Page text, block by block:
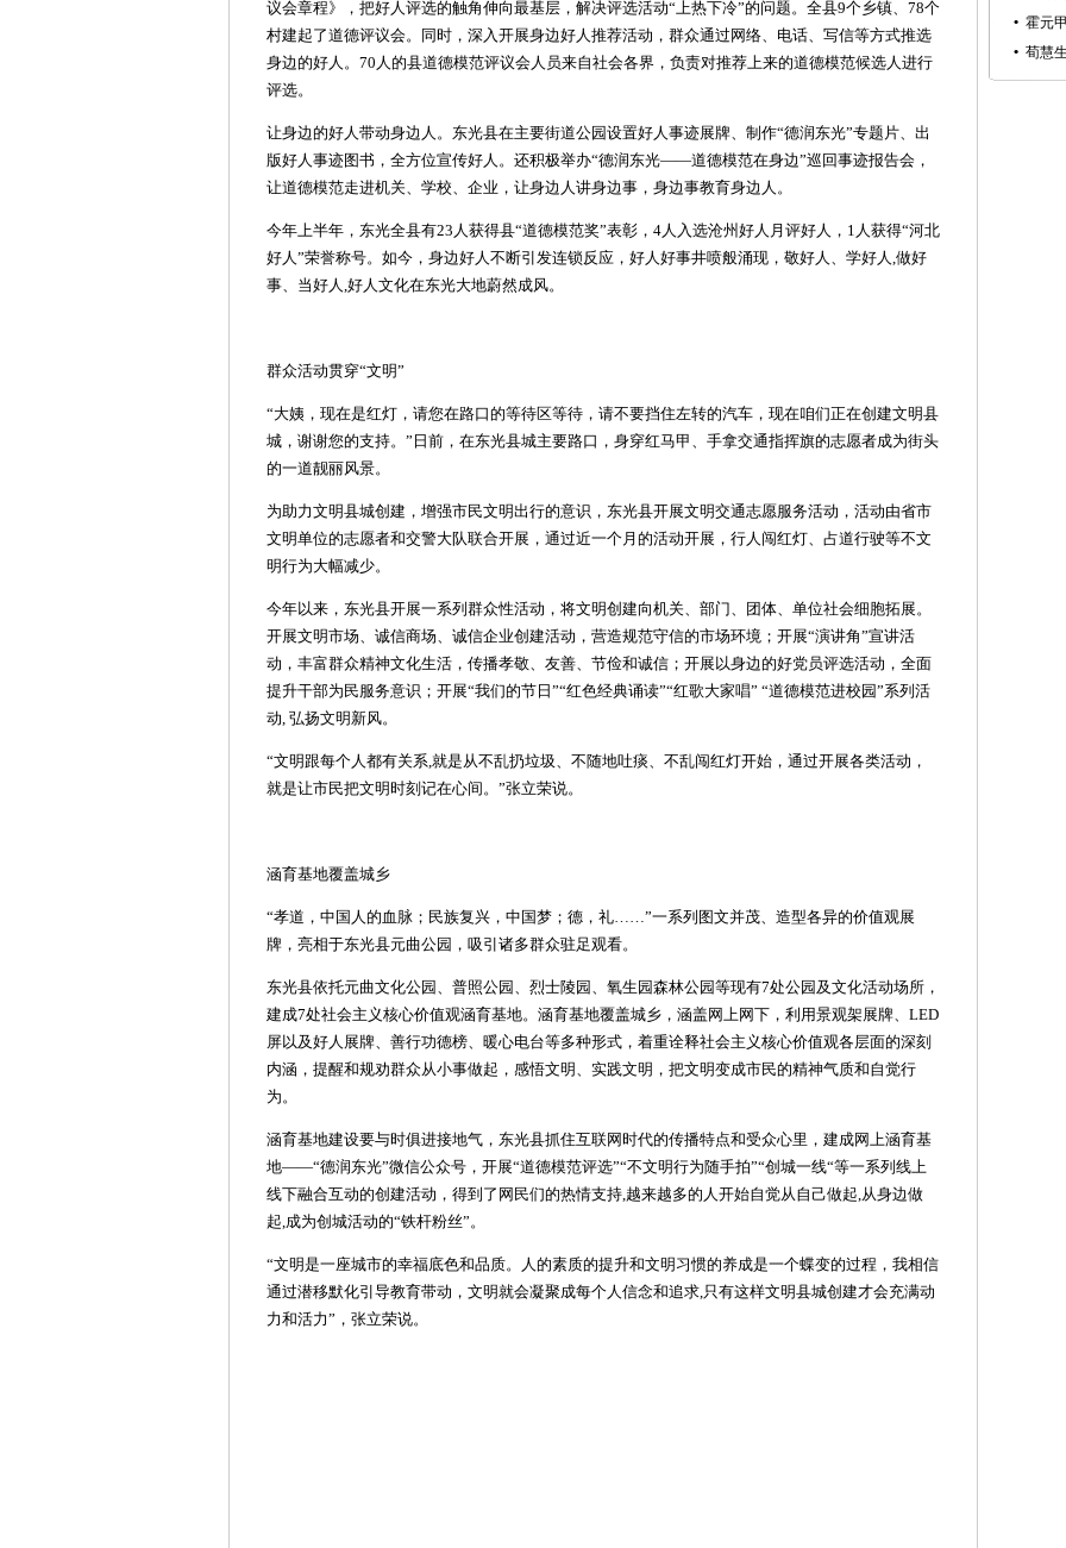
议会章程》，把好人评选的触角伸向最基层，解决评选活动“上热下冷”的问题。全县9个乡镇、78个
村建起了道德评议会。同时，深入开展身边好人推荐活动，群众通过网络、电话、写信等方式推选
身边的好人。70人的县道德模范评议会人员来自社会各界，负责对推荐上来的道德模范候选人进行
评选。
让身边的好人带动身边人。东光县在主要街道公园设置好人事迹展牌、制作“德润东光”专题片、出
版好人事迹图书，全方位宣传好人。还积极举办“德润东光——道德模范在身边”巡回事迹报告会，
让道德模范走进机关、学校、企业，让身边人讲身边事，身边事教育身边人。
今年上半年，东光全县有23人获得县“道德模范奖”表彰，4人入选沧州好人月评好人，1人获得“河北
好人”荣誉称号。如今，身边好人不断引发连锁反应，好人好事井喷般涌现，敬好人、学好人,做好
事、当好人,好人文化在东光大地蔚然成风。
群众活动贯穿“文明”
“大姨，现在是红灯，请您在路口的等待区等待，请不要挡住左转的汽车，现在咱们正在创建文明县
城，谢谢您的支持。”日前，在东光县城主要路口，身穿红马甲、手拿交通指挥旗的志愿者成为街头
的一道靓丽风景。
为助力文明县城创建，增强市民文明出行的意识，东光县开展文明交通志愿服务活动，活动由省市
文明单位的志愿者和交警大队联合开展，通过近一个月的活动开展，行人闯红灯、占道行驶等不文
明行为大幅减少。
今年以来，东光县开展一系列群众性活动，将文明创建向机关、部门、团体、单位社会细胞拓展。
开展文明市场、诚信商场、诚信企业创建活动，营造规范守信的市场环境；开展“演讲角”宣讲活
动，丰富群众精神文化生活，传播孝敬、友善、节俭和诚信；开展以身边的好党员评选活动，全面
提升干部为民服务意识；开展“我们的节日”“红色经典诵读”“红歌大家唱” “道德模范进校园”系列活
动, 弘扬文明新风。
“文明跟每个人都有关系,就是从不乱扔垃圾、不随地吐痰、不乱闯红灯开始，通过开展各类活动，
就是让市民把文明时刻记在心间。”张立荣说。
涵育基地覆盖城乡
“孝道，中国人的血脉；民族复兴，中国梦；德，礼……”一系列图文并茂、造型各异的价值观展
牌，亮相于东光县元曲公园，吸引诸多群众驻足观看。
东光县依托元曲文化公园、普照公园、烈士陵园、氧生园森林公园等现有7处公园及文化活动场所，
建成7处社会主义核心价值观涵育基地。涵育基地覆盖城乡，涵盖网上网下，利用景观架展牌、LED
屏以及好人展牌、善行功德榜、暖心电台等多种形式，着重诠释社会主义核心价值观各层面的深刻
内涵，提醒和规劝群众从小事做起，感悟文明、实践文明，把文明变成市民的精神气质和自觉行
为。
涵育基地建设要与时俱进接地气，东光县抓住互联网时代的传播特点和受众心里，建成网上涵育基
地——“德润东光”微信公众号，开展“道德模范评选”“不文明行为随手拍”“创城一线“等一系列线上
线下融合互动的创建活动，得到了网民们的热情支持,越来越多的人开始自觉从自己做起,从身边做
起,成为创城活动的“铁杆粉丝”。
“文明是一座城市的幸福底色和品质。人的素质的提升和文明习惯的养成是一个蝶变的过程，我相信
通过潜移默化引导教育带动，文明就会凝聚成每个人信念和追求,只有这样文明县城创建才会充满动
力和活力”，张立荣说。
• 霍元甲
• 荀慧生